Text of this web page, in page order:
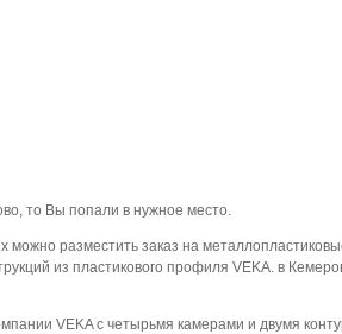
то Вы попали в нужное место.
разместить заказ на
из пластикового профиля VEKA. в
VEKA с четырьмя камерами и двумя